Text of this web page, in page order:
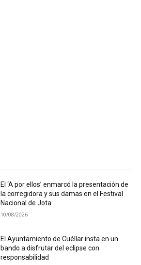
El ‘A por ellos’ enmarcó la presentación de
la corregidora y sus damas en el Festival
Nacional de Jota
10/08/2026
El Ayuntamiento de Cuéllar insta en un
bando a disfrutar del eclipse con
responsabilidad